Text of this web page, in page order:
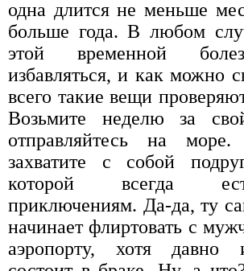
одна длится не меньше
больше года. В любом
этой временной
избавляться, и как можно
всего такие вещи
Возьмите неделю за
отправляйтесь на море.
захватите с собой
которой всегда
приключениям. Да-да, ту
начинает флиртовать с
аэропорту, хотя давно